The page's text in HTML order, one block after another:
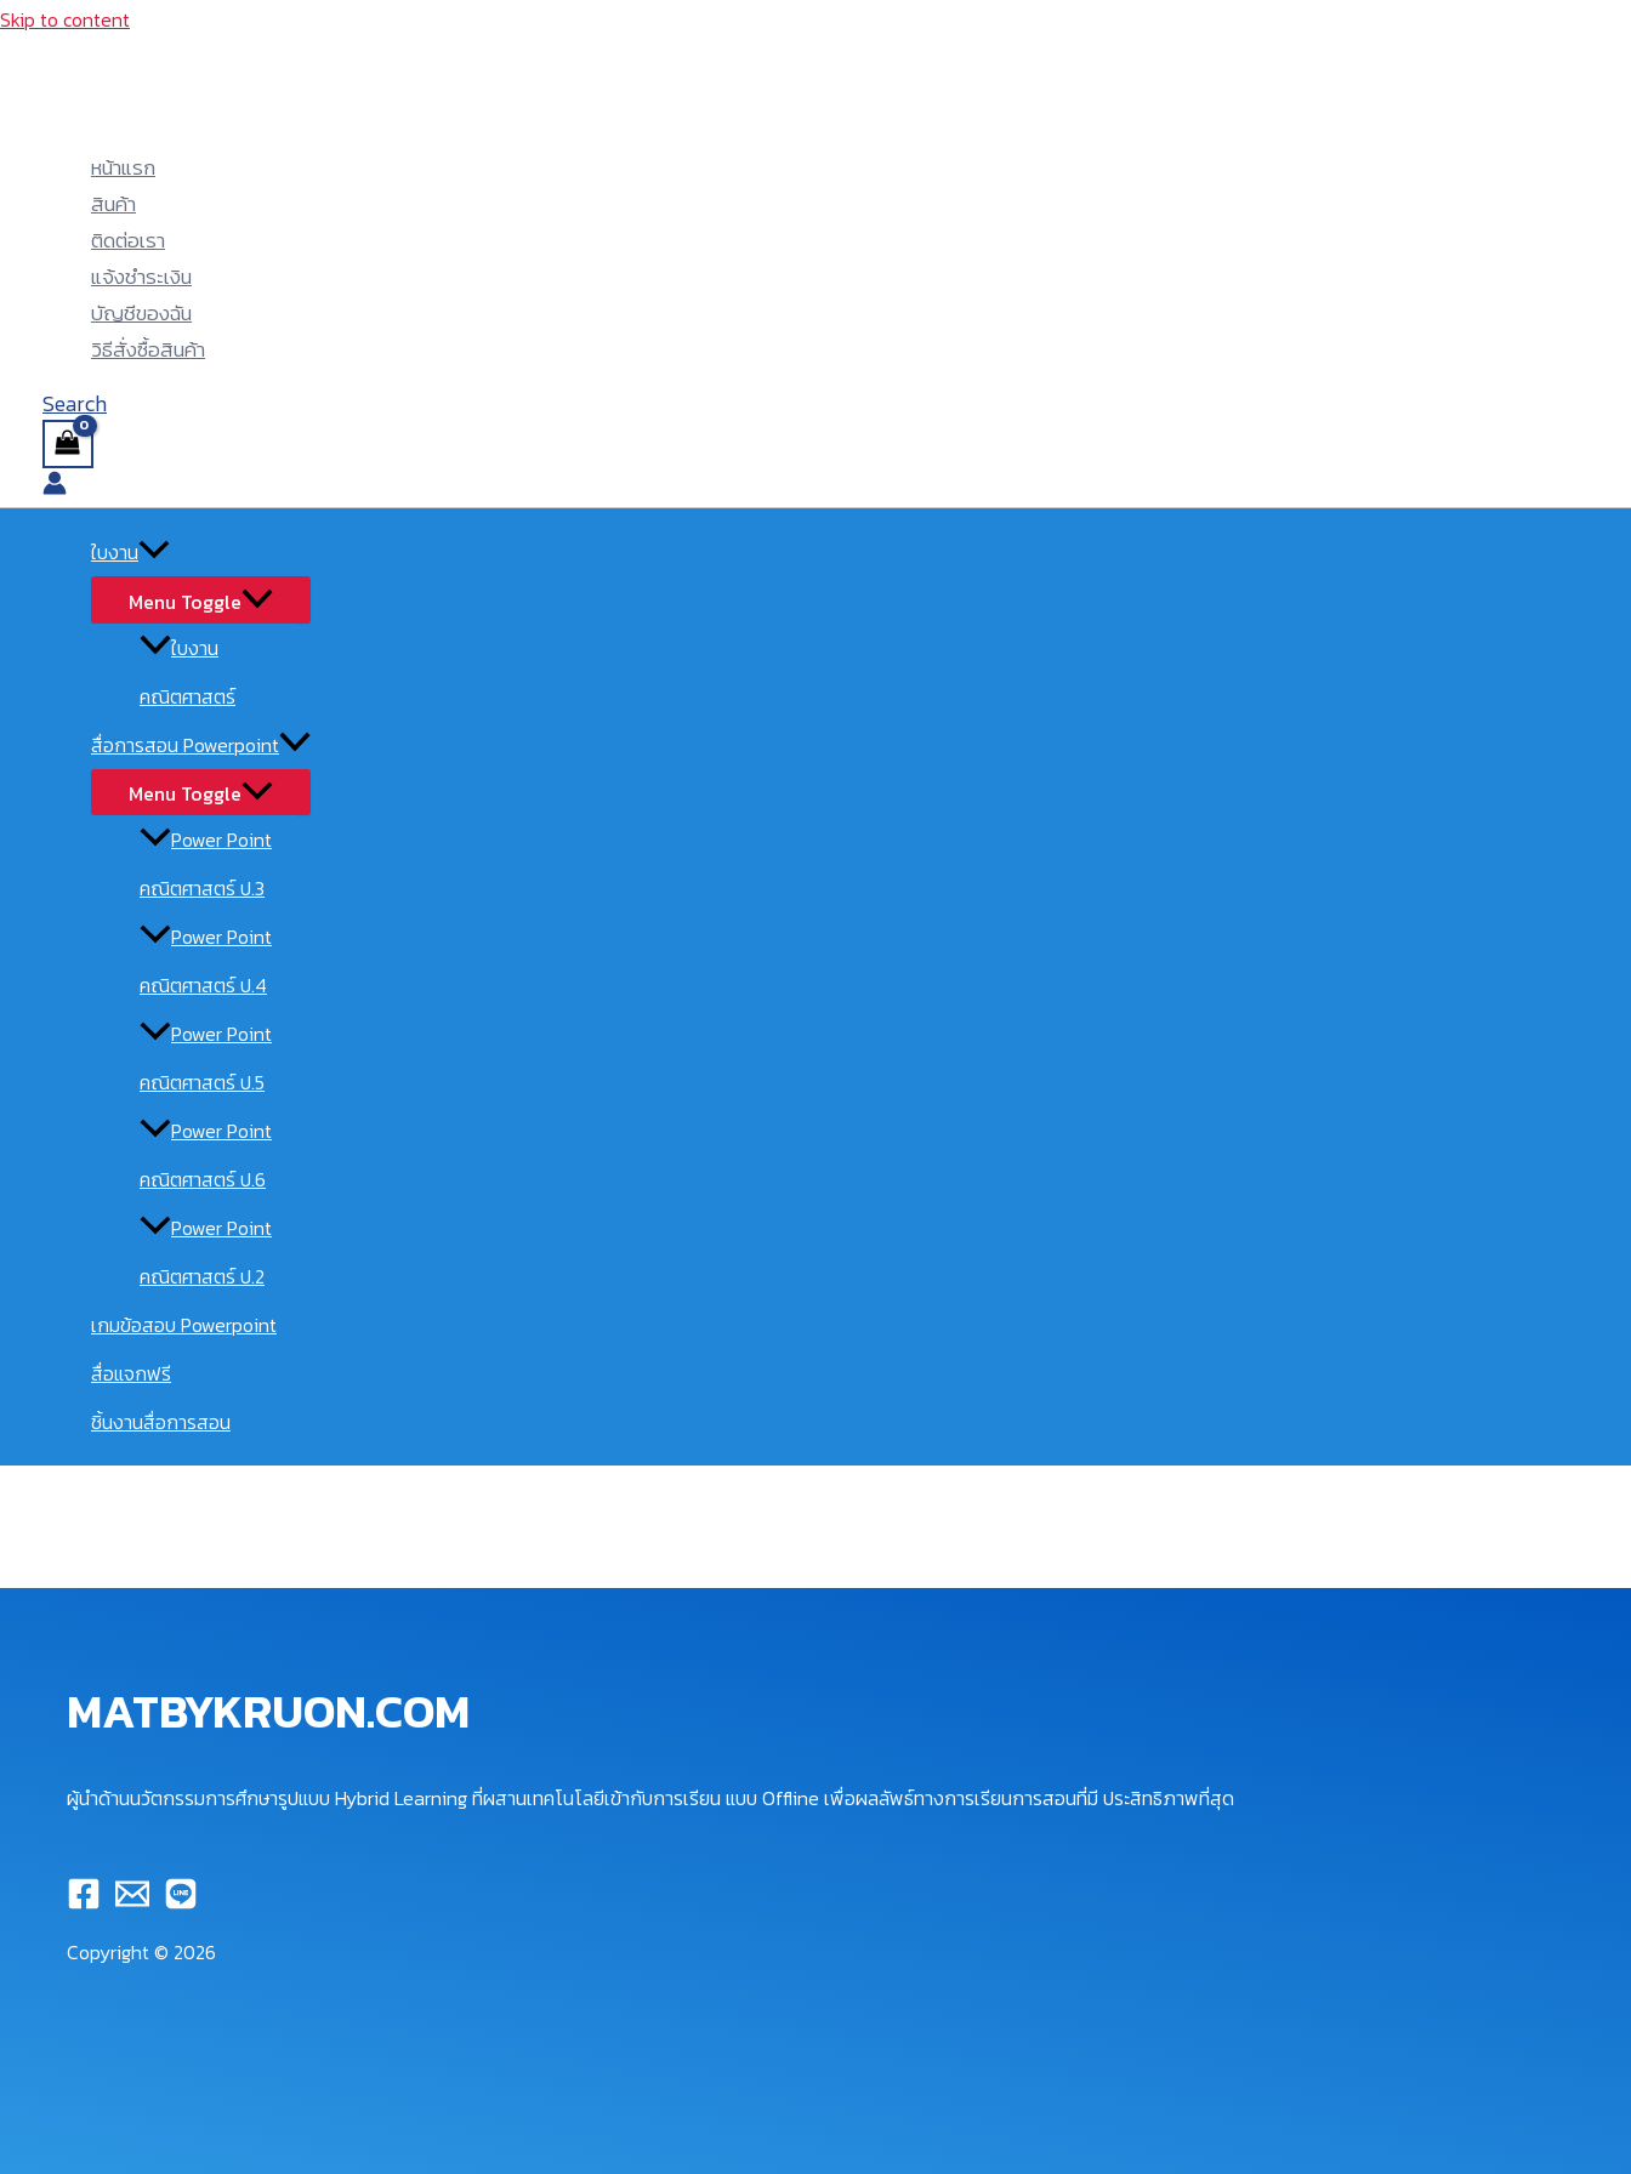
Skip to content
หน้าแรก
สินค้า
ติดต่อเรา
แจ้งชำระเงิน
บัญชีของฉัน
วิธีสั่งซื้อสินค้า
Search
ใบงาน
Menu Toggle
ใบงาน
คณิตศาสตร์
สื่อการสอน Powerpoint
Menu Toggle
Power Point
คณิตศาสตร์ ป.3
Power Point
คณิตศาสตร์ ป.4
Power Point
คณิตศาสตร์ ป.5
Power Point
คณิตศาสตร์ ป.6
Power Point
คณิตศาสตร์ ป.2
เกมข้อสอบ Powerpoint
สื่อแจกฟรี
ชิ้นงานสื่อการสอน
MATBYKRUON.COM
ผู้นำด้านนวัตกรรมการศึกษารูปแบบ Hybrid Learning ที่ผสานเทคโนโลยีเข้ากับการเรียน แบบ Offline เพื่อผลลัพธ์ทางการเรียนการสอนที่มี ประสิทธิภาพที่สุด
Copyright © 2026